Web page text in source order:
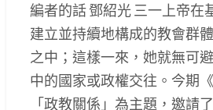
編者的話 鄧紹光 三一上帝在
建立並持續地構成的教會群
之中；這樣一來，她就無可
中的國家或政權交往。今期
「政教關係」為主題，邀請